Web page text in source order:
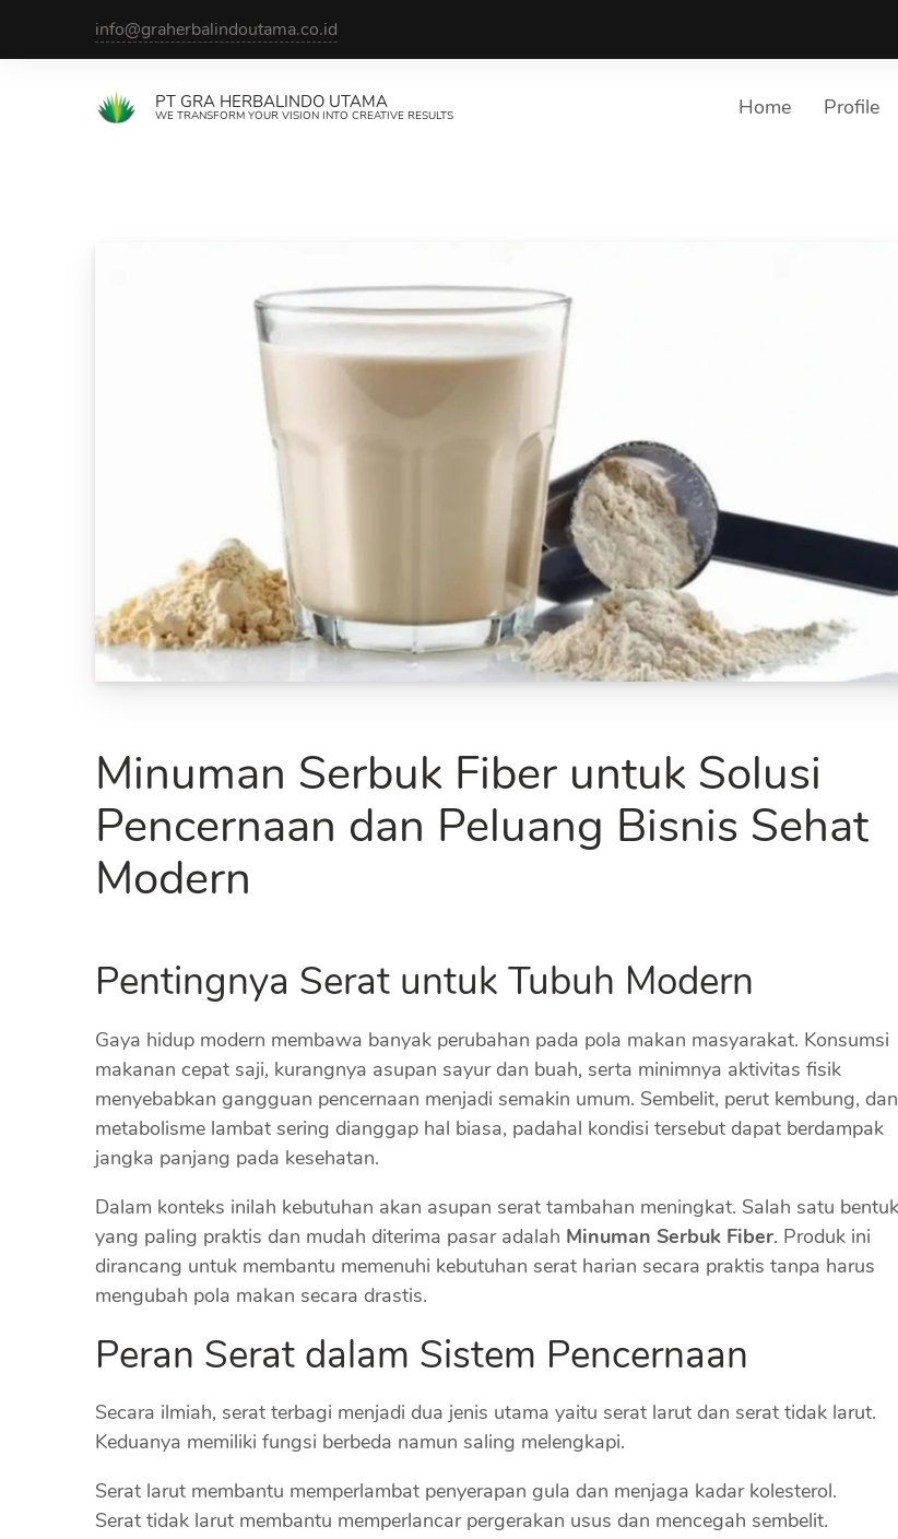
info@graherbalindoutama.co.id
PT GRA HERBALINDO UTAMA
WE TRANSFORM YOUR VISION INTO CREATIVE RESULTS Home Profile
Minuman Serbuk Fiber untuk Solusi
Pencernaan dan Peluang Bisnis Sehat
Modern
Pentingnya Serat untuk Tubuh Modern
Gaya hidup modern membawa banyak perubahan pada pola makan masyarakat. Konsumsi
makanan cepat saji, kurangnya asupan sayur dan buah, serta minimnya aktivitas fisik
menyebabkan gangguan pencernaan menjadi semakin umum. Sembelit, perut kembung, dan
metabolisme lambat sering dianggap hal biasa, padahal kondisi tersebut dapat berdampak
jangka panjang pada kesehatan.
Dalam konteks inilah kebutuhan akan asupan serat tambahan meningkat. Salah satu bentuk
yang paling praktis dan mudah diterima pasar adalah Minuman Serbuk Fiber. Produk ini
dirancang untuk membantu memenuhi kebutuhan serat harian secara praktis tanpa harus
mengubah pola makan secara drastis.
Peran Serat dalam Sistem Pencernaan
Secara ilmiah, serat terbagi menjadi dua jenis utama yaitu serat larut dan serat tidak larut.
Keduanya memiliki fungsi berbeda namun saling melengkapi.
Serat larut membantu memperlambat penyerapan gula dan menjaga kadar kolesterol.
Serat tidak larut membantu memperlancar pergerakan usus dan mencegah sembelit.